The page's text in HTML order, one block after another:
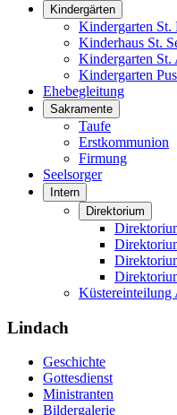
Kindergärten
Kindergarten
Kinderhaus St.
Kindergarten St.
Kindergarten
Ehebegleitung
Sakramente
Taufe
Erstkommunion
Firmung
Seelsorger
Intern
Direktorium
Küstereinteilung
Lindach
Geschichte
Gottesdienst
Ministranten
Bildergalerie